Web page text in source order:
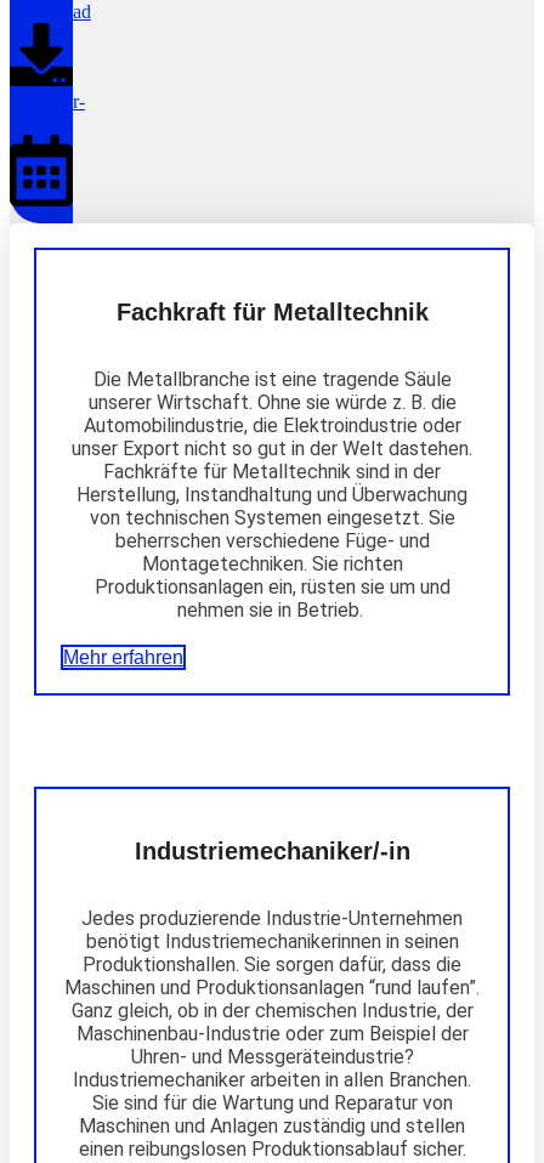
Download
Calendar-
Fachkraft für Metalltechnik
Die Metallbranche ist eine tragende Säule
unserer Wirtschaft. Ohne sie würde z. B. die
Automobilindustrie, die Elektroindustrie oder
unser Export nicht so gut in der Welt dastehen.
Fachkräfte für Metalltechnik sind in der
Herstellung, Instandhaltung und Überwachung
von technischen Systemen eingesetzt. Sie
beherrschen verschiedene Füge- und
Montagetechniken. Sie richten
Produktionsanlagen ein, rüsten sie um und
nehmen sie in Betrieb.
Mehr erfahren
Industriemechaniker/-in
Jedes produzierende Industrie-Unternehmen
benötigt Industriemechanikerinnen in seinen
Produktionshallen. Sie sorgen dafür, dass die
Maschinen und Produktionsanlagen “rund laufen”.
Ganz gleich, ob in der chemischen Industrie, der
Maschinenbau-Industrie oder zum Beispiel der
Uhren- und Messgeräteindustrie?
Industriemechaniker arbeiten in allen Branchen.
Sie sind für die Wartung und Reparatur von
Maschinen und Anlagen zuständig und stellen
einen reibungslosen Produktionsablauf sicher.